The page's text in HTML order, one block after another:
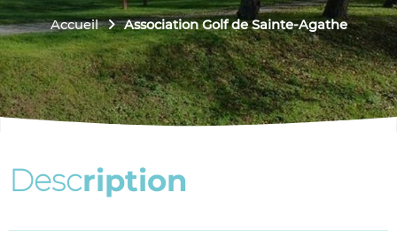
Accueil Association Golf de Sainte-Agathe
Description